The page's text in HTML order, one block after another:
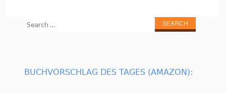
Search
BUCHVORSCHLAG DES TAGES (AMAZON):